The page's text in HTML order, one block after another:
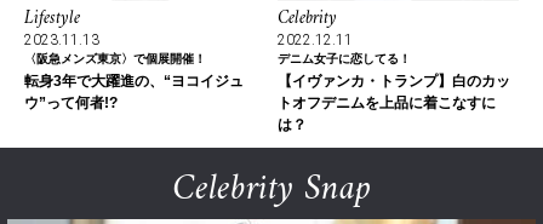
Lifestyle
2023.11.13
〈阪急メンズ東京〉で個展開催！
転身3年で大躍進の、“ヨコイジュ
ウ”って何者!?
Celebrity
2022.12.11
デニム女子に恋してる！
【イヴァンカ・トランプ】白のカッ
トオフデニムを上品に着こなすに
は？
Celebrity Snap